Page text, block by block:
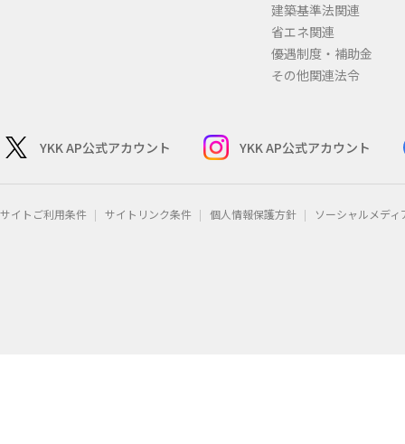
建築基準法関連
省エネ関連
優遇制度・補助金
その他関連法令
YKK AP公式アカウント YKK AP公式アカウント
サイトご利用条件 サイトリンク条件 個人情報保護方針 ソーシャルメデ